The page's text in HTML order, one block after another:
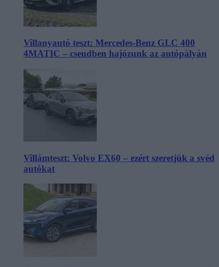
Villanyautó teszt: Mercedes-Benz GLC 400
4MATIC – csendben hajózunk az autópályán
Villámteszt: Volvo EX60 – ezért szeretjük a svéd
autókat